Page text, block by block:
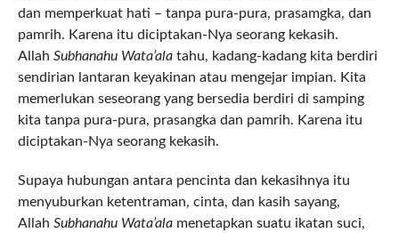
dan memperkuat hati – tanpa pura-pura, prasamgka, dan
pamrih. Karena itu diciptakan-Nya seorang kekasih.
Allah Subhanahu Wata’alatahu, kadang-kadang kita berdiri
sendirian lantaran keyakinan atau mengejar impian. Kita
memerlukan seseorang yang bersedia berdiri di samping
kita tanpa pura-pura, prasangka dan pamrih. Karena itu
diciptakan-Nya seorang kekasih.
Supaya hubungan antara pencinta dan kekasihnya itu
menyuburkan ketentraman, cinta, dan kasih sayang,
Allah Subhanahu Wata’ala menetapkan suatu ikatan suci,